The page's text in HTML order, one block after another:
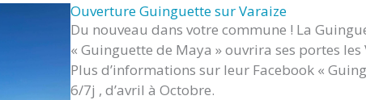
Ouverture Guinguette sur Varaize
Du nouveau dans votre commune ! La
« Guinguette de Maya » ouvrira ses portes
Plus d’informations sur leur Facebook «
6/7j , d’avril à Octobre.